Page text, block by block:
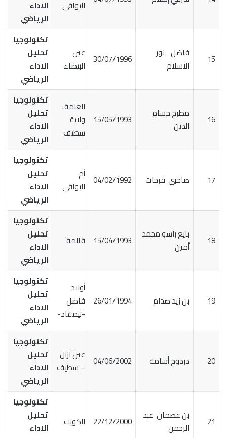
البواقي
الاداء
الرياضي
15
فاضل نور
الاسلام
30/07/1996 عين
البيضاء
تكنولوجيا
تحليل
الاداء
الرياضي
16
مطرح حسام
الدين
15/05/1993
العلمة ،
ولاية
سطيف
تكنولوجيا
تحليل
الاداء
الرياضي
17 صاحبي فرحات 04/02/1992 أم
البواقي
تكنولوجيا
تحليل
الاداء
الرياضي
18
بايع راسو محمد
أمين
15/04/1993 قالمة
تكنولوجيا
تحليل
الاداء
الرياضي
19 بن زيد صدام 26/01/1994
أولاد
فاضل
-تيمقاد-
تكنولوجيا
تحليل
الاداء
الرياضي
20 دردوخ أسامة 04/06/2002 عين آزال
– سطيف
تكنولوجيا
تحليل
الاداء
الرياضي
21
بن عصمان عبد
الرحمن
22/12/2000 الكويت
تكنولوجيا
تحليل
الاداء